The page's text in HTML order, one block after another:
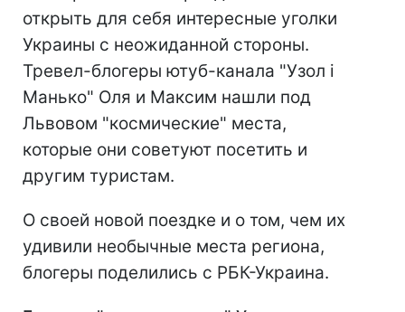
открыть для себя интересные уголки
Украины с неожиданной стороны.
Тревел-блогеры ютуб-канала "Узол і
Манько" Оля и Максим нашли под
Львовом "космические" места,
которые они советуют посетить и
другим туристам.
О своей новой поездке и о том, чем их
удивили необычные места региона,
блогеры поделились с РБК-Украина.